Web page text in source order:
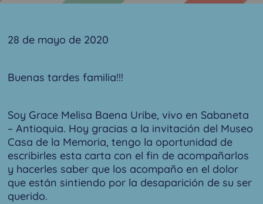
28 de mayo de 2020
Buenas tardes familia!!!
Soy Grace Melisa Baena Uribe, vivo en Sabaneta
– Antioquia. Hoy gracias a la invitación del Museo
Casa de la Memoria, tengo la oportunidad de
escribirles esta carta con el fin de acompañarlos
y hacerles saber que los acompaño en el dolor
que están sintiendo por la desaparición de su ser
querido.